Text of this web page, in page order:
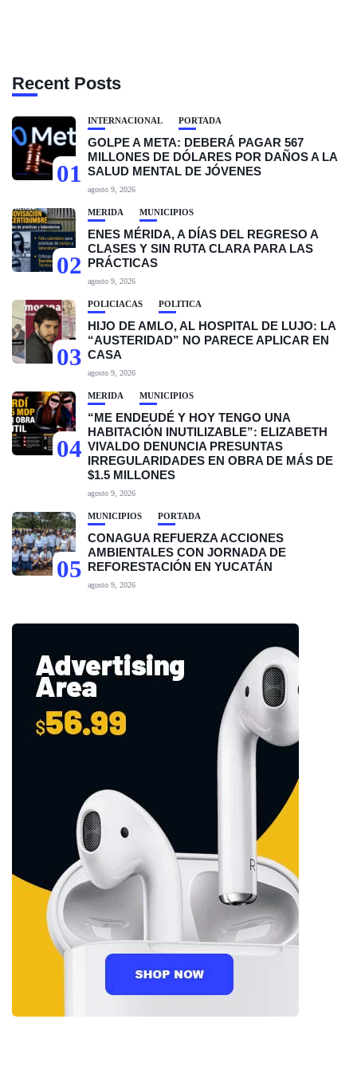
Recent Posts
01
INTERNACIONAL PORTADA
GOLPE A META: DEBERÁ PAGAR 567
MILLONES DE DÓLARES POR DAÑOS A LA
SALUD MENTAL DE JÓVENES
agosto 9, 2026
02
MÉRIDA MUNICIPIOS
ENES MÉRIDA, A DÍAS DEL REGRESO A
CLASES Y SIN RUTA CLARA PARA LAS
PRÁCTICAS
agosto 9, 2026
03
POLICIACAS POLÍTICA
HIJO DE AMLO, AL HOSPITAL DE LUJO: LA
“AUSTERIDAD” NO PARECE APLICAR EN
CASA
agosto 9, 2026
04
MÉRIDA MUNICIPIOS
“ME ENDEUDÉ Y HOY TENGO UNA
HABITACIÓN INUTILIZABLE”: ELIZABETH
VIVALDO DENUNCIA PRESUNTAS
IRREGULARIDADES EN OBRA DE MÁS DE
$1.5 MILLONES
agosto 9, 2026
05
MUNICIPIOS PORTADA
CONAGUA REFUERZA ACCIONES
AMBIENTALES CON JORNADA DE
REFORESTACIÓN EN YUCATÁN
agosto 9, 2026